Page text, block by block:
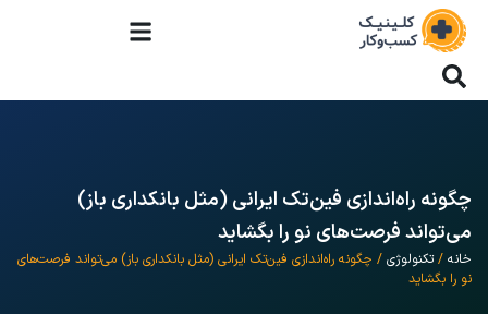
چگونه راه‌اندازی فین‌تک ایرانی (مثل بانکداری باز)
می‌تواند فرصت‌های نو را بگشاید
خانه /تکنولوژی / چگونه راه‌اندازی فین‌تک ایرانی (مثل بانکداری باز) می‌تواند فرصت‌های
نو را بگشاید